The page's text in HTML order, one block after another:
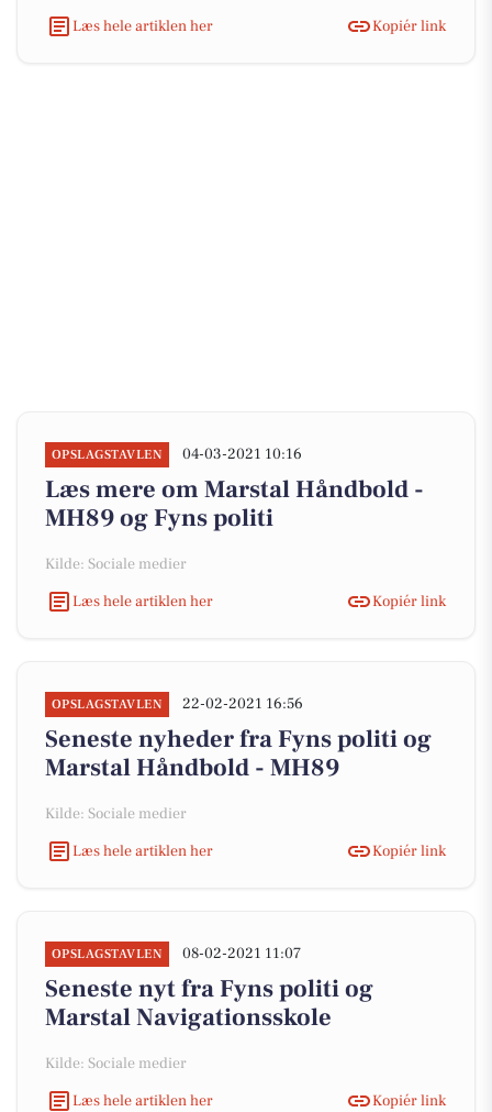
Læs hele artiklen her
Kopiér link
OPSLAGSTAVLEN 04-03-2021 10:16
Læs mere om Marstal Håndbold -
MH89 og Fyns politi
Kilde: Sociale medier
Læs hele artiklen her
Kopiér link
OPSLAGSTAVLEN 22-02-2021 16:56
Seneste nyheder fra Fyns politi og
Marstal Håndbold - MH89
Kilde: Sociale medier
Læs hele artiklen her
Kopiér link
OPSLAGSTAVLEN 08-02-2021 11:07
Seneste nyt fra Fyns politi og
Marstal Navigationsskole
Kilde: Sociale medier
Læs hele artiklen her
Kopiér link